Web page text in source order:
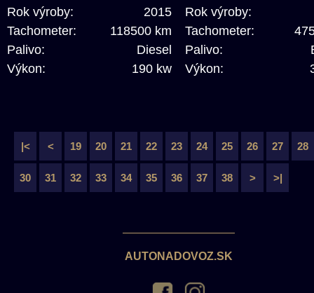
Rok výroby:
2015
Tachometer:
118500 km
Palivo:
Diesel
Výkon:
190 kw
Rok výroby:
Tachometer:
Palivo:
Výkon:
|< < 19 20 21 22 23 24 25 26 27 28
30 31 32 33 34 35 36 37 38 > >|
AUTONADOVOZ.SK